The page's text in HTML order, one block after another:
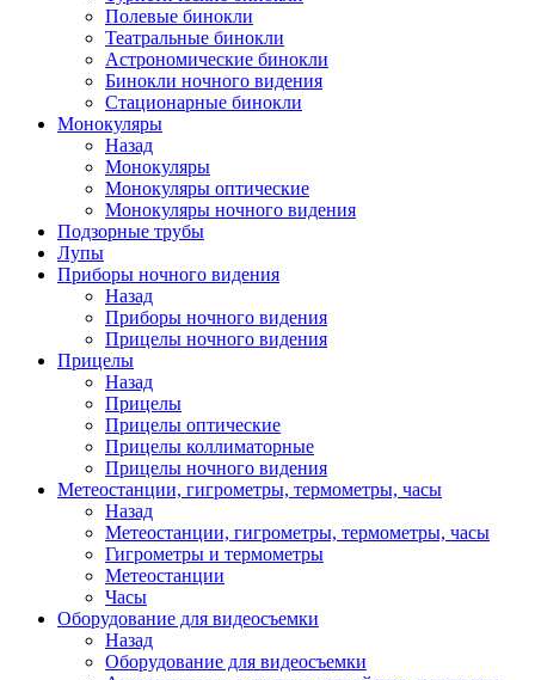
Полевые бинокли
Театральные бинокли
Астрономические бинокли
Бинокли ночного видения
Стационарные бинокли
Монокуляры
Назад
Монокуляры
Монокуляры оптические
Монокуляры ночного видения
Подзорные трубы
Лупы
Приборы ночного видения
Назад
Приборы ночного видения
Прицелы ночного видения
Прицелы
Назад
Прицелы
Прицелы оптические
Прицелы коллиматорные
Прицелы ночного видения
Метеостанции, гигрометры, термометры, часы
Назад
Метеостанции, гигрометры, термометры, часы
Гигрометры и термометры
Метеостанции
Часы
Оборудование для видеосъемки
Назад
Оборудование для видеосъемки